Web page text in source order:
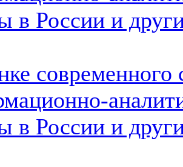
в России и
современного
в России и